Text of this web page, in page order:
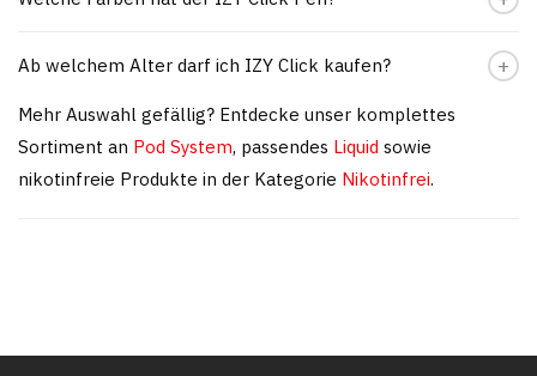
Ab welchem Alter darf ich IZY Click kaufen?
Mehr Auswahl gefällig? Entdecke unser komplettes
Sortiment an Pod System, passendes Liquid sowie
nikotinfreie Produkte in der Kategorie Nikotinfrei.